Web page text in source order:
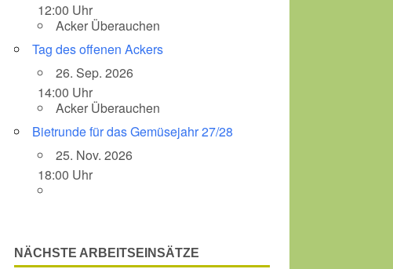
Office 365
12:00 Uhr
Acker Überauchen
Tag des offenen Ackers
26. Sep. 2026
14:00 Uhr
Acker Überauchen
Bietrunde für das Gemüsejahr 27/28
25. Nov. 2026
18:00 Uhr
NÄCHSTE ARBEITSEINSÄTZE